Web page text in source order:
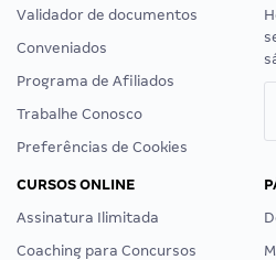
Validador de documentos
Conveniados
Programa de Afiliados
Trabalhe Conosco
Preferências de Cookies
CURSOS ONLINE
Assinatura Ilimitada
Coaching para Concursos